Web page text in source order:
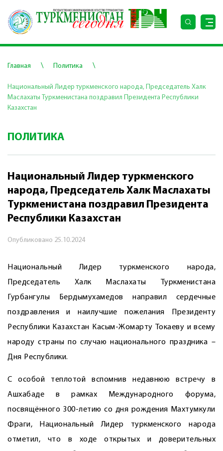
Главная \ Политика \
Национальный Лидер туркменского народа, Председатель Халк
Маслахаты Туркменистана поздравил Президента Республики
Казахстан
ПОЛИТИКА
Национальный Лидер туркменского
народа, Председатель Халк Маслахаты
Туркменистана поздравил Президента
Республики Казахстан
Опубликовано 25.10.2024
Национальный Лидер туркменского народа,
Председатель Халк Маслахаты Туркменистана
Гурбангулы Бердымухамедов направил сердечные
поздравления и наилучшие пожелания Президенту
Республики Казахстан Касым-Жомарту Токаеву и всему
народу страны по случаю национального праздника –
Дня Республики.
С особой теплотой вспомнив недавнюю встречу в
Ашхабаде в рамках Международного форума,
посвящённого 300-летию со дня рождения Махтумкули
Фраги, Национальный Лидер туркменского народа
отметил, что в ходе открытых и доверительных